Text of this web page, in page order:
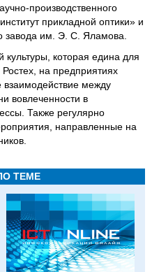
производственного
прикладной оптики» и
завода им. Э. С. Яламова.
культуры, которая едина для
на предприятиях
взаимодействие между
вовлеченности в
Также регулярно
направленные на
ТЕМЕ